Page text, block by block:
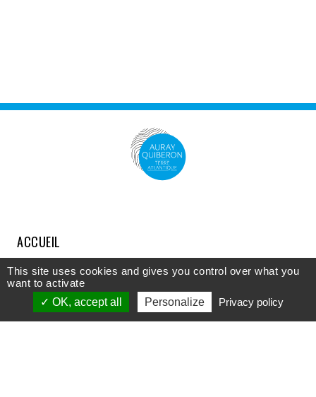
ACCUEIL
COMPRENDRE
DÉCOUVRIR
This site uses cookies and gives you control over what you
want to activate
OK, accept all
Personalize Privacy policy